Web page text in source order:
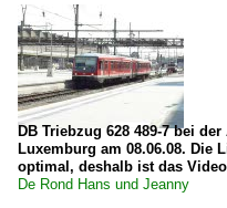
DB Triebzug 628 489-7 bei
Luxemburg am 08.06.08. Die
optimal, deshalb ist das
De Rond Hans und Jeanny